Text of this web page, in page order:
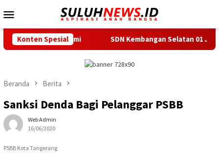
ke
Mobile
Konten SpesialSDN Kembangan Selatan 01 Jakarta Barat Resmi
Beranda Berita
Sanksi Denda Bagi Pelanggar PSBB
Web Admin
16/06/2020
PSBB Kota Tangerang